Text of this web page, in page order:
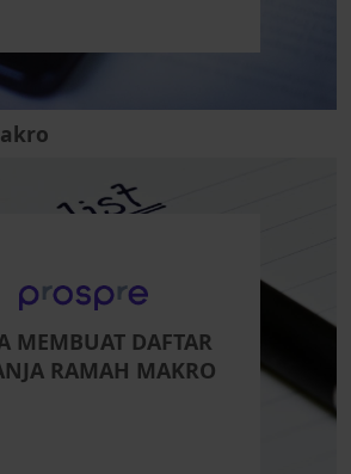
MEMBUAT DAFTAR
RAMAH MAKRO